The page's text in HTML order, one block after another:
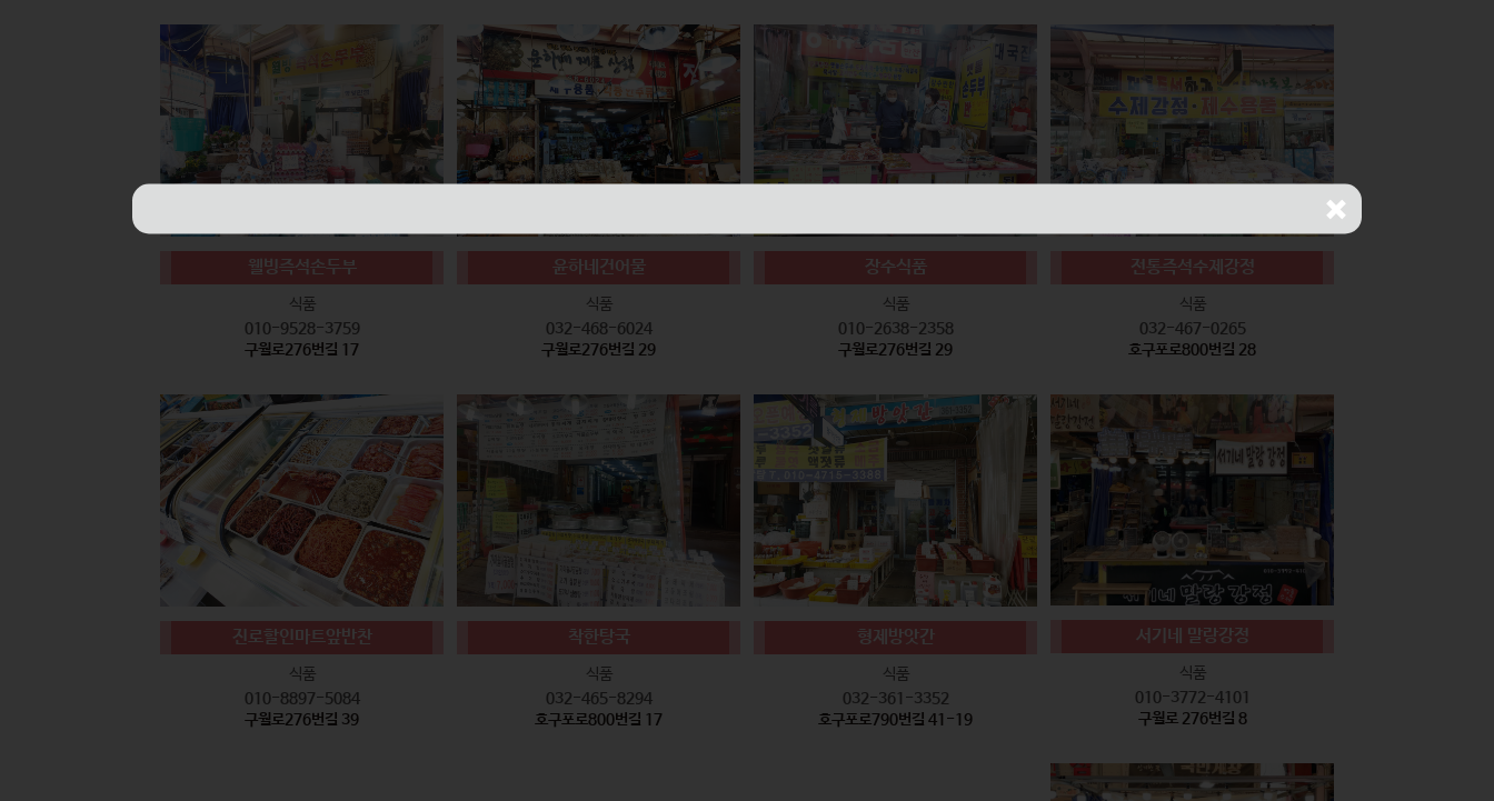
웰빙즉석손두부
식품
010-9528-3759
구월로276번길 17
윤하네건어물
식품
032-468-6024
구월로276번길 29
장수식품
식품
010-2638-2358
구월로276번길 29
전통즉석수제강정
식품
032-467-0265
호구포로800번길 28
진로할인마트앞반찬
식품
010-8897-5084
구월로276번길 39
착한탕국
식품
032-465-8294
호구포로800번길 17
형제방앗간
식품
032-361-3352
호구포로790번길 41-19
서기네 말랑강정
식품
010-3772-4101
구월로 276번길 8